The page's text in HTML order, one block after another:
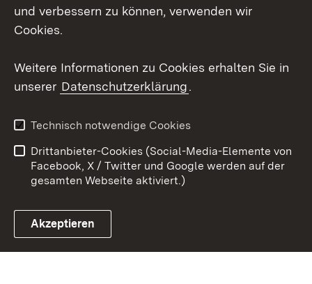
Link zum Landesportal
Barrierefreiheit
Benutzungshinweise
Impressum
Cookies
und verbessern zu können, verwenden wir
Cookies.
Weitere Informationen zu Cookies erhalten Sie in
unserer Datenschutzerklärung.
Technisch notwendige Cookies
Drittanbieter-Cookies (Social-Media-Elemente von
Facebook, X / Twitter und Google werden auf der
gesamten Webseite aktiviert.)
Akzeptieren